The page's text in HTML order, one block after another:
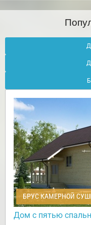
БРУС КАМЕРНОЙ
Дом с пятью